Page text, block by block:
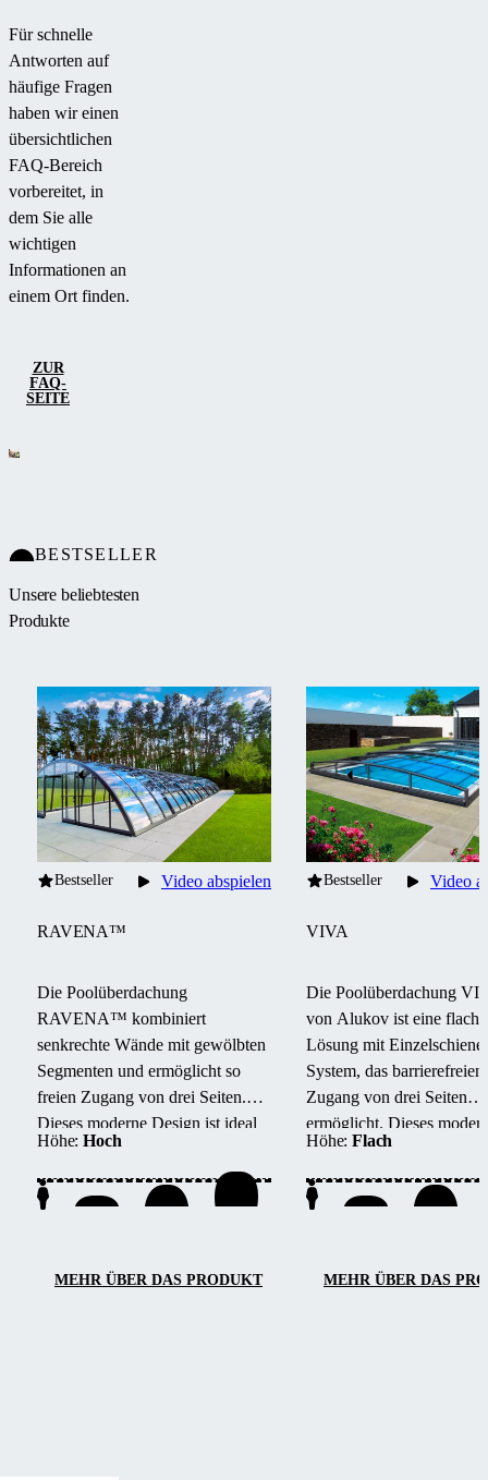
Für schnelle
Antworten auf
häufige Fragen
haben wir einen
übersichtlichen
FAQ-Bereich
vorbereitet, in
dem Sie alle
wichtigen
Informationen an
einem Ort finden.
ZUR
FAQ-
SEITE
BESTSELLER
Unsere beliebtesten
Produkte
Bestseller
RAVENA™
Die Poolüberdachung
RAVENA™ kombiniert
senkrechte Wände mit gewölbten
Segmenten und ermöglicht so
freien Zugang von drei Seiten.
Dieses moderne Design ist ideal
für Pools, die in der Nähe von
Gebäuden oder Wänden liegen.
Höhe:Hoch
Video abspielen
MEHR ÜBER DAS PRODUKT
Bestseller
VIVA
Die Poolüberdachung
von Alukov ist eine flache
Lösung mit
System, das barrierefreien
Zugang von drei Seiten
ermöglicht. Dieses
Design schützt den Pool
Schmutz, beschleunigt das
Aufheizen des Wassers
Höhe:Flach
Video
MEHR ÜBER DAS